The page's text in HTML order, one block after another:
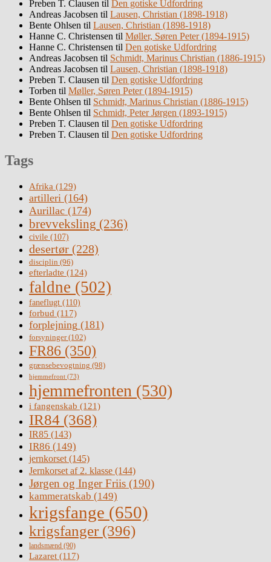
Preben T. Clausen til Den gotiske Udfordring
Andreas Jacobsen til Lausen, Christian (1898-1918)
Bente Ohlsen til Lausen, Christian (1898-1918)
Hanne C. Christensen til Møller, Søren Peter (1894-1915)
Hanne C. Christensen til Den gotiske Udfordring
Andreas Jacobsen til Schmidt, Marinus Christian (1886-1915)
Andreas Jacobsen til Lausen, Christian (1898-1918)
Preben T. Clausen til Den gotiske Udfordring
Torben til Møller, Søren Peter (1894-1915)
Bente Ohlsen til Schmidt, Marinus Christian (1886-1915)
Bente Ohlsen til Schmidt, Peter Jørgen (1893-1915)
Preben T. Clausen til Den gotiske Udfordring
Preben T. Clausen til Den gotiske Udfordring
Tags
Afrika (129)
artilleri (164)
Aurillac (174)
brevveksling (236)
civile (107)
desertør (228)
disciplin (96)
efterladte (124)
faldne (502)
faneflugt (110)
forbud (117)
forplejning (181)
forsyninger(102)
FR86 (350)
grænsebevogtning (98)
hjemmefront (73)
hjemmefronten (530)
i fangenskab (121)
IR84 (368)
IR85 (143)
IR86 (149)
jernkorset(145)
Jernkorset af 2. klasse (144)
Jørgen og Inger Friis (190)
kammeratskab (149)
krigsfange (650)
krigsfanger (396)
landsmænd (90)
Lazaret (117)